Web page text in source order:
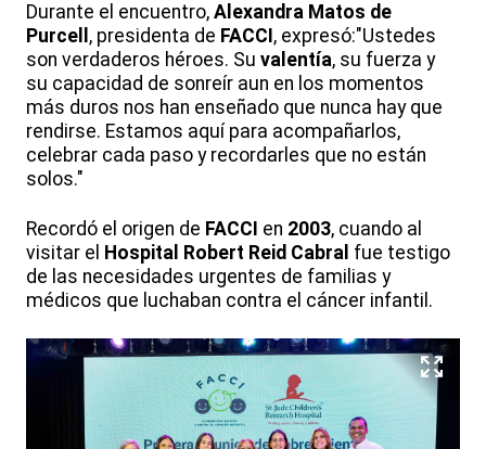
Durante el encuentro, Alexandra Matos de
Purcell , presidenta de FACCI , expresó:"Ustedes
son verdaderos héroes. Su valentía, su fuerza y
su capacidad de sonreír aun en los momentos
más duros nos han enseñado que nunca hay que
rendirse. Estamos aquí para acompañarlos,
celebrar cada paso y recordarles que no están
solos."
Recordó el origen de FACCI en 2003, cuando al
visitar el Hospital Robert Reid Cabral fue testigo
de las necesidades urgentes de familias y
médicos que luchaban contra el cáncer infantil.